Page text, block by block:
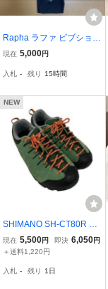
Rapha ラファ ビブショー
ツ ネイビー メンズ
現在 5,000円
入札 - 残り 15時間
NEW
SHIMANO SH-CT80R GR
EEN/ORANGE SPD ビン
ディングシューズ PD-M5
19505
現在 5,500円 即決 6,050円
＋送料1,220円
入札 - 残り 1日